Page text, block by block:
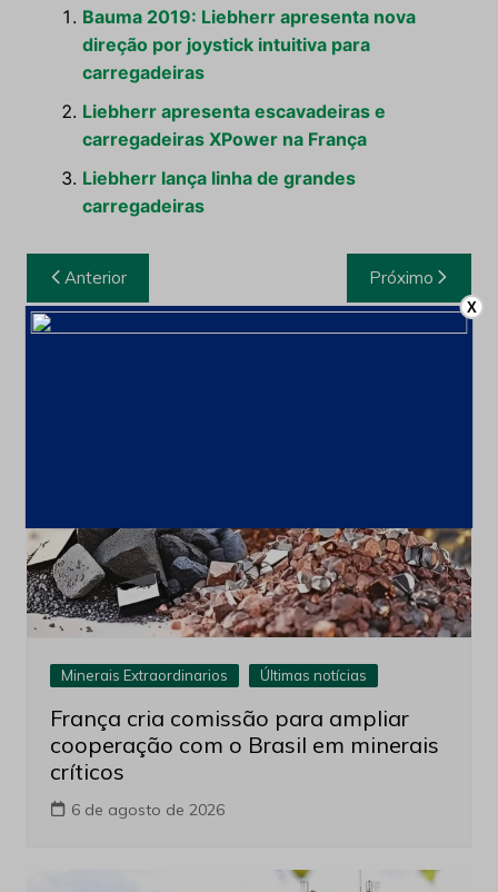
Bauma 2019: Liebherr apresenta nova
direção por joystick intuitiva para
carregadeiras
Liebherr apresenta escavadeiras e
carregadeiras XPower na França
Liebherr lança linha de grandes
carregadeiras
Navegação
de
Post
Anterior Próximo
Minerais Extraordinarios Últimas notícias
França cria comissão para ampliar
cooperação com o Brasil em minerais
críticos
6 de agosto de 2026
X